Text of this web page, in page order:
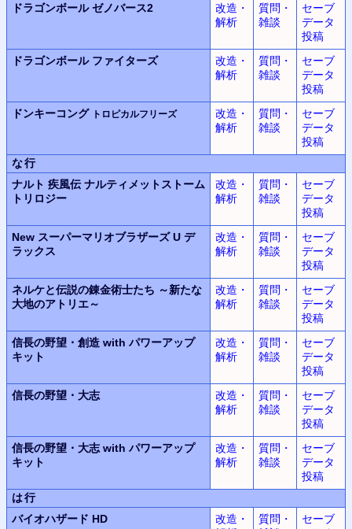
ドラゴンボールゼノバース2
改造・
解析
質問・
雑談
セーブ
データ
投稿
ドラゴンボール ファイターズ
改造・
解析
質問・
雑談
セーブ
データ
投稿
ドンキーコング トロピカルフリーズ
改造・
解析
質問・
雑談
セーブ
データ
投稿
な行
ナルト 疾風伝 ナルティメットストーム
トリロジー
改造・
解析
質問・
雑談
セーブ
データ
投稿
New スーパーマリオブラザーズ U デ
ラックス
改造・
解析
質問・
雑談
セーブ
データ
投稿
ネルケと伝説の錬金術士たち ～新たな
大地のアトリエ～
改造・
解析
質問・
雑談
セーブ
データ
投稿
信長の野望・創造 with パワーアップ
キット
改造・
解析
質問・
雑談
セーブ
データ
投稿
信長の野望・大志
改造・
解析
質問・
雑談
セーブ
データ
投稿
信長の野望・大志 with パワーアップ
キット
改造・
解析
質問・
雑談
セーブ
データ
投稿
は行
バイオハザード HD
改造・
質問・
セーブ